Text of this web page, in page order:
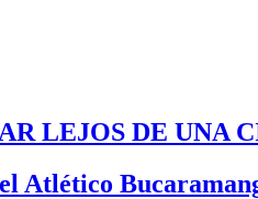
LEJOS DE UNA
Atlético